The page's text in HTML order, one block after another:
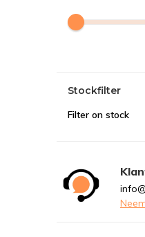
Stockfilter
Filter on stock